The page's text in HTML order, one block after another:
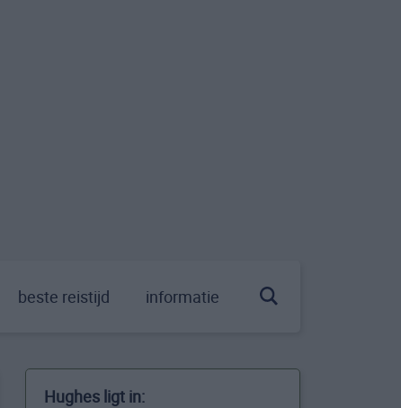
beste reistijd informatie
Hughes ligt in: